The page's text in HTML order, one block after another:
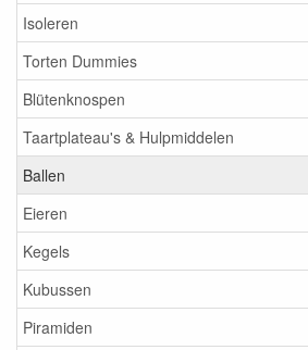
Isoleren
Torten Dummies
Blütenknospen
Taartplateau's & Hulpmiddelen
Ballen
Eieren
Kegels
Kubussen
Piramiden